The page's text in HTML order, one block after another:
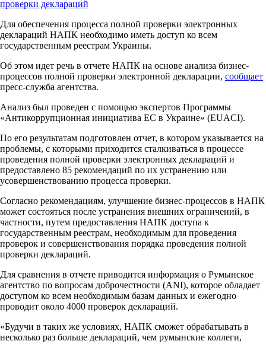
Для обеспечения процесса полной проверки электронных
деклараций НАПК необходимо иметь доступ ко всем
государственным реестрам Украины.
Об этом идет речь в отчете НАПК на основе анализа бизнес-
процессов полной проверки электронной декларации, сообщает
пресс-служба агентства.
Анализ был проведен с помощью экспертов Программы
«Антикоррупционная инициатива ЕС в Украине» (EUACI).
По его результатам подготовлен отчет, в котором указывается на
проблемы, с которыми приходится сталкиваться в процессе
проведения полной проверки электронных деклараций и
предоставлено 85 рекомендаций по их устранению или
усовершенствованию процесса проверки.
Согласно рекомендациям, улучшение бизнес-процессов в НАПК
может состояться после устранения внешних ограничений, в
частности, путем предоставления НАПК доступа к
государственным реестрам, необходимым для проведения
проверок и совершенствования порядка проведения полной
проверки деклараций.
Для сравнения в отчете приводится информация о Румынское
агентство по вопросам доброчестности (АNI), которое обладает
доступом ко всем необходимым базам данных и ежегодно
проводит около 4000 проверок деклараций.
«Будучи в таких же условиях, НАПК сможет обрабатывать в
несколько раз больше деклараций, чем румынские коллеги,